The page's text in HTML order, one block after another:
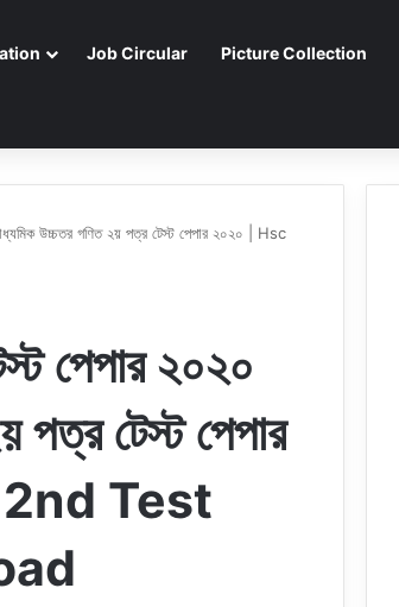
Job Circular Picture Collection
উচ্চতর গণিত ২য় পত্র টেস্ট পেপার ২০২০ | Hsc
পেপার ২০২০
টেস্ট পেপার
Test